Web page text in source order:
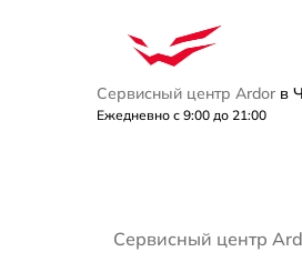
Сервисный центр Ardor в
Ежедневно с 9:00 до 21:00
Сервисный центр